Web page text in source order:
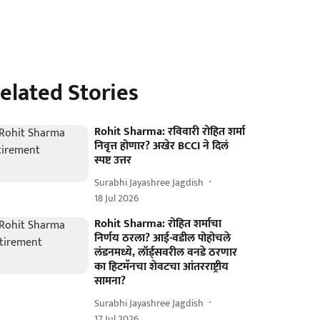
Stories
Rohit Sharma: रविवारी रोहित शर्मा
निवृत्त होणार? अखेर BCCI ने दिलं
स्पष्ट उत्तर
Surabhi Jayashree Jagdish
18 Jul 2026
Rohit Sharma: रोहित शर्माचा
निर्णय ठरला? आई-वडील पोहोचले
लंडनमध्ये, लॉर्ड्सवरील वनडे ठरणार
का हिटमॅनचा शेवटचा आंतरराष्ट्रीय
सामना?
Surabhi Jayashree Jagdish